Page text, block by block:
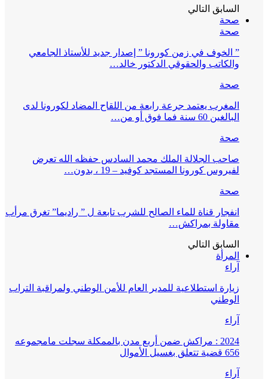
السابق التالي
صحة
صحة
” الخوف في زمن كورونا ” إصدار جديد للأستاذ الجامعي
والكاتب والحقوقي الدكتور خالد…
صحة
المغرب يعتمد جرعة رابعة من اللقاح المضاد لكورونا لدى
البالغين 60 سنة فما فوق أو من…
صحة
صاحب الجلالة الملك محمد السادس حفظه الله تعرض
لفيروس كورونا المستجد كوفيد – 19 ، بدون…
صحة
انفجار قناة للماء الصالح للشرب تابعة ل ” راديما” تغرق مرأب
مقاولة بمراكش…
السابق التالي
المرأة
آراء
زيارة استطلاعية للمدير العام للأمن الوطني ولمراقبة التراب
الوطني
آراء
2024 : مراكش ضمن أربع مدن بالممكلة سجلت مامجموعه
656 قضية تتعلق بغسيل الأموال
آراء